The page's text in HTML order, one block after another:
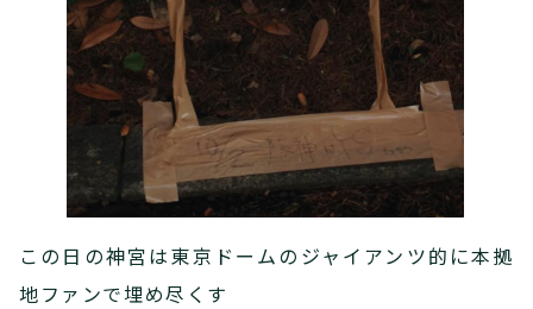
この日の神宮は東京ドームのジャイアンツ的に本拠
地ファンで埋め尽くす